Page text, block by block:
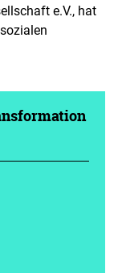
e.V., hat